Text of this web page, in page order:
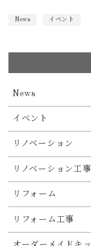
News イベント
News
イベント
リノベーション
リノベーション工事
リフォーム
リフォーム工事